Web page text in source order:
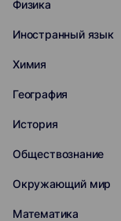
Физика
Иностранный язык
Химия
География
История
Обществознание
Окружающий мир
Математика